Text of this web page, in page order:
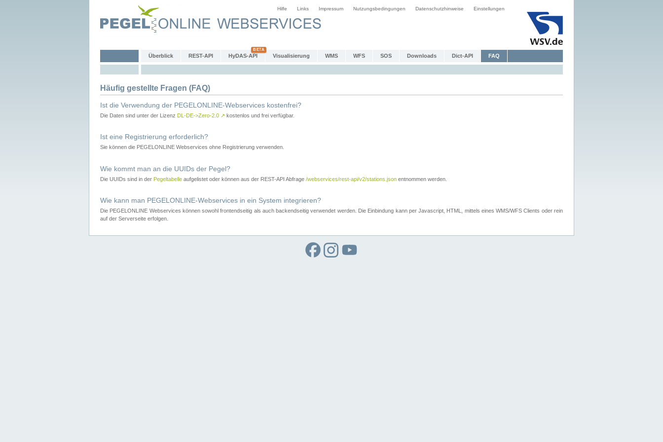
Hilfe Links Impressum Nutzungsbedingungen Datenschutzhinweise Einstellungen
Überblick REST-API HyDAS-API Visualisierung WMS WFS SOS Downloads Dict-API FAQ
Häufig gestellte Fragen (FAQ)
Ist die Verwendung der PEGELONLINE-Webservices kostenfrei?
Die Daten sind unter der Lizenz DL-DE->Zero-2.0 ↗ kostenlos und frei verfügbar.
Ist eine Registrierung erforderlich?
Sie können die PEGELONLINE Webservices ohne Registrierung verwenden.
Wie kommt man an die UUIDs der Pegel?
Die UUIDs sind in der Pegeltabelle aufgelistet oder können aus der REST-API Abfrage /webservices/rest-api/v2/stations.json entnommen werden.
Wie kann man PEGELONLINE-Webservices in ein System integrieren?
Die PEGELONLINE Webservices können sowohl frontendseitig als auch backendseitig verwendet werden. Die Einbindung kann per Javascript, HTML, mittels eines WMS/WFS Clients oder rein
auf der Serverseite erfolgen.